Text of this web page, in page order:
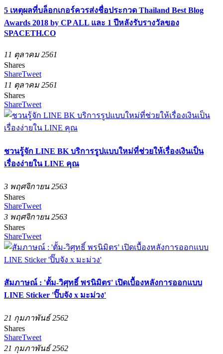
5 เหตุผลที่บล็อกเกอร์ควรส่งชื่อประกวด Thailand Best Blog
Awards 2018 by CP ALL และ 1 ปีหลังรับรางวัลของ
SPACETH.CO
11 ตุลาคม 2561
Shares
ShareTweet
11 ตุลาคม 2561
Shares
ShareTweet
ชวนรู้จัก LINE BK บริการรูปแบบใหม่ที่ช่วยให้เรื่องเงินเป็น
เรื่องง่ายใน LINE คุณ
3 พฤศจิกายน 2563
Shares
ShareTweet
3 พฤศจิกายน 2563
Shares
ShareTweet
สัมภาษณ์ : 'ตั้ม-วิศุทธิ์ พรนิมิตร' เปิดเบื้องหลังการออกแบบ
LINE Sticker 'ปิ๊บจัง x มะม่วง'
21 กุมภาพันธ์ 2562
Shares
ShareTweet
21 กุมภาพันธ์ 2562